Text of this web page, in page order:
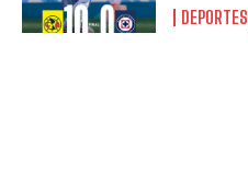
DEPORTES